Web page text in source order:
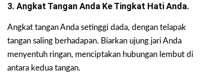
3. Angkat Tangan Anda Ke Tingkat Hati Anda.
Angkat tangan Anda setinggi dada, dengan telapak
tangan saling berhadapan. Biarkan ujung jari Anda
menyentuh ringan, menciptakan hubungan lembut di
antara kedua tangan.